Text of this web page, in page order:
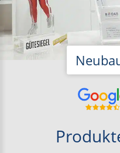
Thermenwartung
Thermentausch